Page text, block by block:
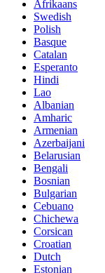
Afrikaans
Swedish
Polish
Basque
Catalan
Esperanto
Hindi
Lao
Albanian
Amharic
Armenian
Azerbaijani
Belarusian
Bengali
Bosnian
Bulgarian
Cebuano
Chichewa
Corsican
Croatian
Dutch
Estonian